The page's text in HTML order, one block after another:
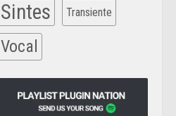
Sintes Transiente
Vocal